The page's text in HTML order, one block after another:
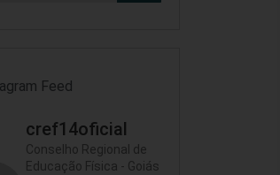
Feed
cref14oficial
Conselho Regional de
Educação Física - Goiás